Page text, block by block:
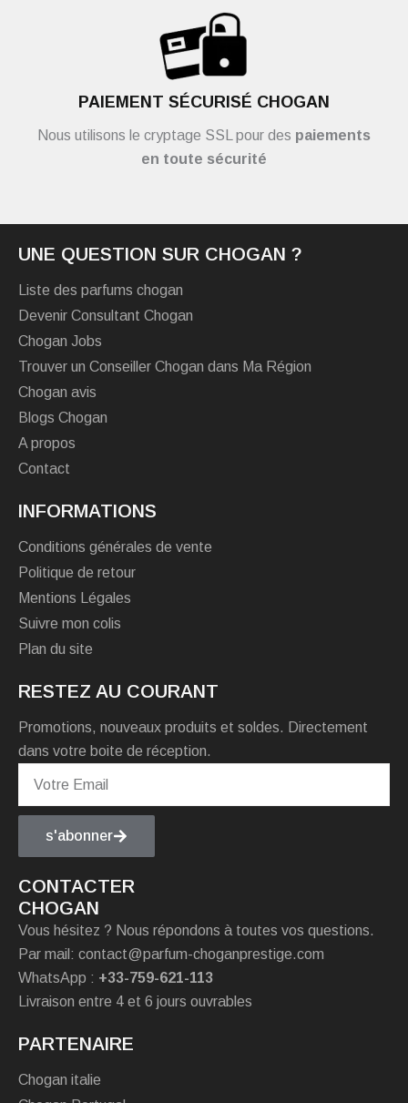
PAIEMENT SÉCURISÉ CHOGAN
Nous utilisons le cryptage SSL pour des paiements
en toute sécurité
UNE QUESTION SUR CHOGAN ?
Liste des parfums chogan
Devenir Consultant Chogan
Chogan Jobs
Trouver un Conseiller Chogan dans Ma Région
Chogan avis
Blogs Chogan
A propos
Contact
INFORMATIONS
Conditions générales de vente
Politique de retour
Mentions Légales
Suivre mon colis
Plan du site
RESTEZ AU COURANT
Promotions, nouveaux produits et soldes. Directement
dans votre boite de réception.
s'abonner
CONTACTER
CHOGAN
Vous hésitez ? Nous répondons à toutes vos questions.
Par mail: contact@parfum-choganprestige.com
WhatsApp : +33-759-621-113
Livraison entre 4 et 6 jours ouvrables
PARTENAIRE
Chogan italie